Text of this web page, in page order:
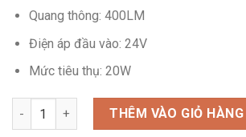
Quang thông: 400LM
Điện áp đầu vào: 24V
Mức tiêu thụ: 20W
Số lượng THÊM VÀO GIỎ HÀNG